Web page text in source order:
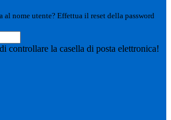
al nome utente? Effettua il reset della password
controllare la casella di posta elettronica!